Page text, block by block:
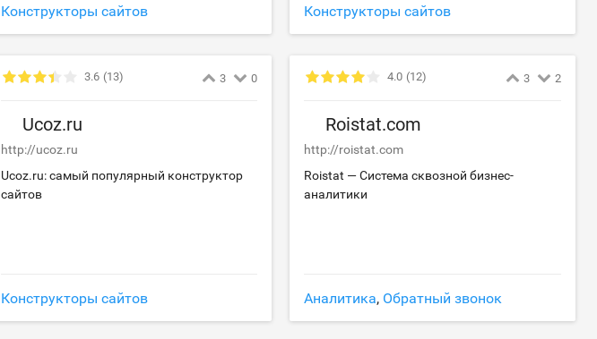
Конструкторы сайтов Конструкторы сайтов
3.6 (13) 3 0
Ucoz.ru
http://ucoz.ru
Ucoz.ru: самый популярный конструктор
сайтов
Конструкторы сайтов
4.0 (12) 3 2
Roistat.com
http://roistat.com
Roistat — Система сквозной бизнес-
аналитики
Аналитика, Обратный звонок